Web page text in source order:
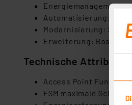
Energiemanagement:
Automatisierung:
Modernisierung: Smart
Erweiterung: Basis für
Technische Attribute
Access Point
FSM maximale